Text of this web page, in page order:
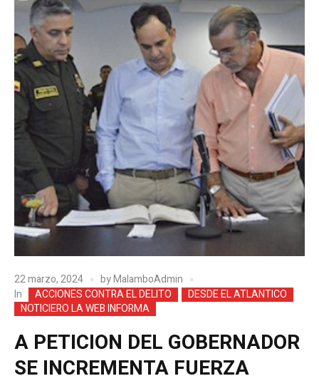
22 marzo, 2024 byMalamboAdmin
In
ACCIONES CONTRA EL DELITO
DESDE EL ATLANTICO
NOTICIERO LA WEB INFORMA
A PETICION DEL GOBERNADOR
SE INCREMENTA FUERZA